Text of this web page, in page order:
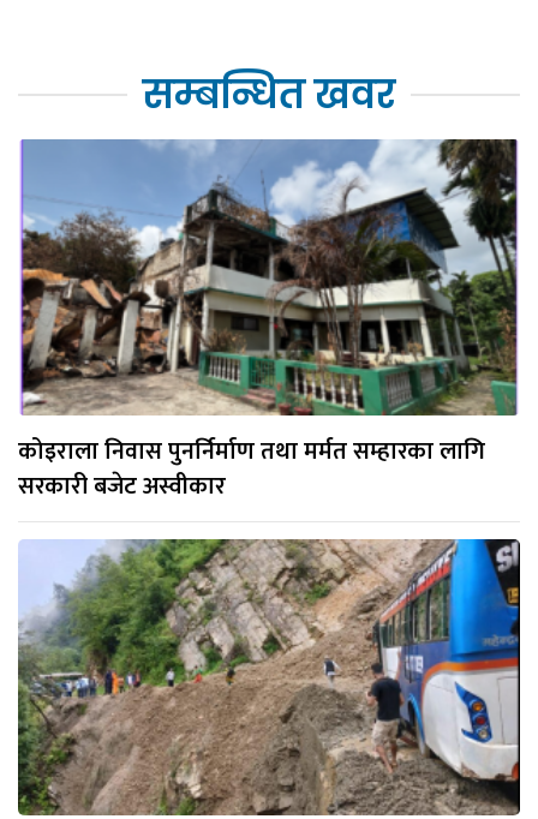
सम्बन्धित खवर
कोइराला निवास पुनर्निर्माण तथा मर्मत सम्हारका लागि
सरकारी बजेट अस्वीकार